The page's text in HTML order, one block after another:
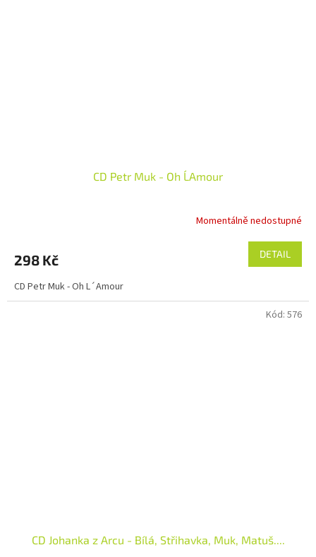
CD Petr Muk - Oh L´Amour
Momentálně nedostupné
298 Kč DETAIL
CD Petr Muk - Oh L´Amour
CD Johanka z Arcu - Bílá, Střihavka, Muk, Matuš....
Kód: 576